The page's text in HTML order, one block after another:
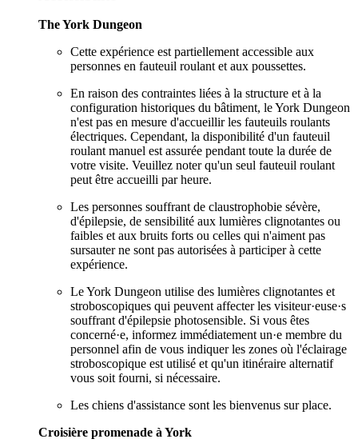
The York Dungeon
Cette expérience est partiellement accessible aux
personnes en fauteuil roulant et aux poussettes.
En raison des contraintes liées à la structure et à la
configuration historiques du bâtiment, le York Dungeon
n'est pas en mesure d'accueillir les fauteuils roulants
électriques. Cependant, la disponibilité d'un fauteuil
roulant manuel est assurée pendant toute la durée de
votre visite. Veuillez noter qu'un seul fauteuil roulant
peut être accueilli par heure.
Les personnes souffrant de claustrophobie sévère,
d'épilepsie, de sensibilité aux lumières clignotantes ou
faibles et aux bruits forts ou celles qui n'aiment pas
sursauter ne sont pas autorisées à participer à cette
expérience.
Le York Dungeon utilise des lumières clignotantes et
stroboscopiques qui peuvent affecter les visiteur·euse·s
souffrant d'épilepsie photosensible. Si vous êtes
concerné·e, informez immédiatement un·e membre du
personnel afin de vous indiquer les zones où l'éclairage
stroboscopique est utilisé et qu'un itinéraire alternatif
vous soit fourni, si nécessaire.
Les chiens d'assistance sont les bienvenus sur place.
Croisière promenade à York